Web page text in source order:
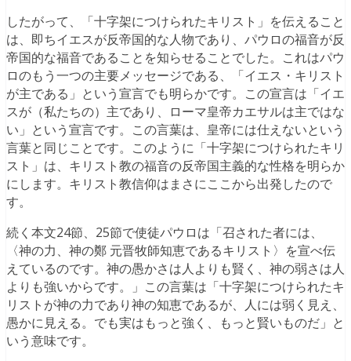
したがって、「十字架につけられたキリスト」を伝えること
は、即ちイエスが反帝国的な人物であり、パウロの福音が反
帝国的な福音であることを知らせることでした。これはパウ
ロのもう一つの主要メッセージである、「イエス・キリスト
が主である」という宣言でも明らかです。この宣言は「イエ
スが（私たちの）主であり、ローマ皇帝カエサルは主ではな
い」という宣言です。この言葉は、皇帝には仕えないという
言葉と同じことです。このように「十字架につけられたキリ
スト」は、キリスト教の福音の反帝国主義的な性格を明らか
にします。キリスト教信仰はまさにここから出発したので
す。
続く本文24節、25節で使徒パウロは「召された者には、
〈神の力、神の鄭 元晋牧師知恵であるキリスト〉を宣べ伝
えているのです。神の愚かさは人よりも賢く、神の弱さは人
よりも強いからです。」この言葉は「十字架につけられたキ
リストが神の力であり神の知恵であるが、人には弱く見え、
愚かに見える。でも実はもっと強く、もっと賢いものだ」と
いう意味です。